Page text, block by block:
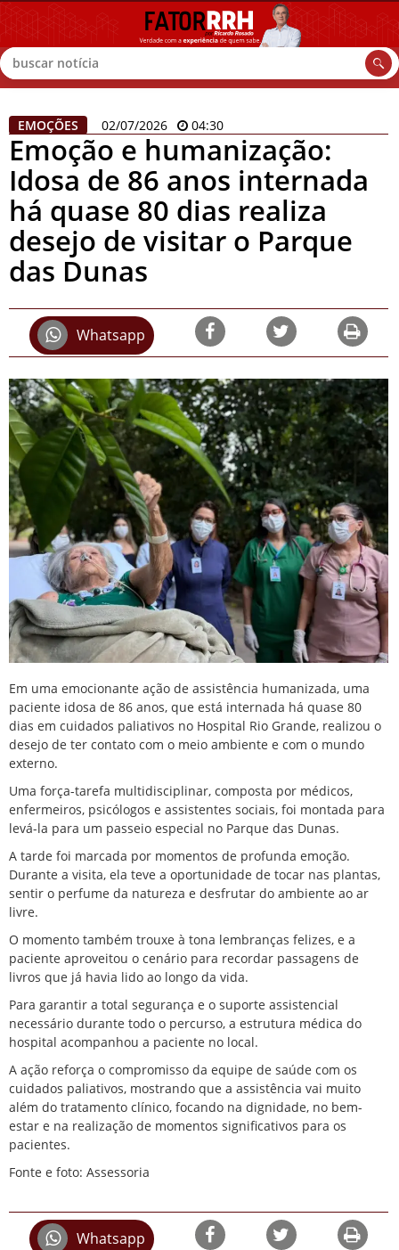
Buscar
EMOÇÕES 02/07/2026 04:30
Emoção e humanização:
Idosa de 86 anos internada
há quase 80 dias realiza
desejo de visitar o Parque
das Dunas
Whatsapp
Em uma emocionante ação de assistência humanizada, uma
paciente idosa de 86 anos, que está internada há quase 80
dias em cuidados paliativos no Hospital Rio Grande, realizou o
desejo de ter contato com o meio ambiente e com o mundo
externo.
Uma força-tarefa multidisciplinar, composta por médicos,
enfermeiros, psicólogos e assistentes sociais, foi montada para
levá-la para um passeio especial no Parque das Dunas.
A tarde foi marcada por momentos de profunda emoção.
Durante a visita, ela teve a oportunidade de tocar nas plantas,
sentir o perfume da natureza e desfrutar do ambiente ao ar
livre.
O momento também trouxe à tona lembranças felizes, e a
paciente aproveitou o cenário para recordar passagens de
livros que já havia lido ao longo da vida.
Para garantir a total segurança e o suporte assistencial
necessário durante todo o percurso, a estrutura médica do
hospital acompanhou a paciente no local.
A ação reforça o compromisso da equipe de saúde com os
cuidados paliativos, mostrando que a assistência vai muito
além do tratamento clínico, focando na dignidade, no bem-
estar e na realização de momentos significativos para os
pacientes.
Fonte e foto: Assessoria
Whatsapp